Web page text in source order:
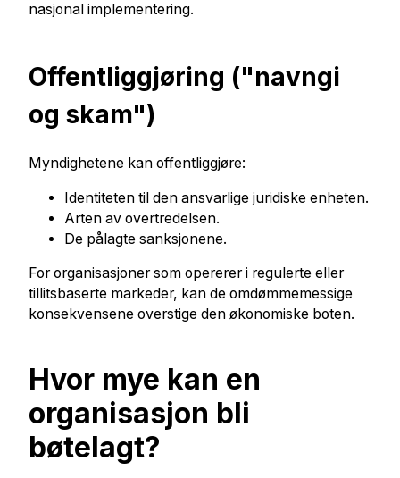
nasjonal implementering.
Offentliggjøring ("navngi
og skam")
Myndighetene kan offentliggjøre:
Identiteten til den ansvarlige juridiske enheten.
Arten av overtredelsen.
De pålagte sanksjonene.
For organisasjoner som opererer i regulerte eller
tillitsbaserte markeder, kan de omdømmemessige
konsekvensene overstige den økonomiske boten.
Hvor mye kan en
organisasjon bli
bøtelagt?